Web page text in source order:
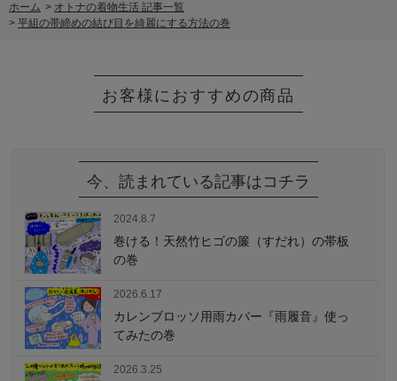
ホーム > オトナの着物生活 記事一覧
> 平組の帯締めの結び目を綺麗にする方法の巻
今、読まれている記事はコチラ
2024.8.7
巻ける！天然竹ヒゴの簾（すだれ）の帯板
の巻
2026.6.17
カレンブロッソ用雨カバー『雨履音』使っ
てみたの巻
2026.3.25